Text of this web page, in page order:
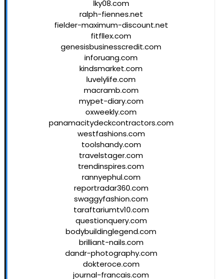
lky08.com
ralph-fiennes.net
fielder-maximum-discount.net
fitfllex.com
genesisbusinesscredit.com
inforuang.com
kindsmarket.com
luvelylife.com
macramb.com
mypet-diary.com
oxweekly.com
panamacitydeckcontractors.com
westfashions.com
toolshandy.com
travelstager.com
trendinspires.com
rannyephul.com
reportradar360.com
swaggyfashion.com
taraftariumtv10.com
questionquery.com
bodybuildinglegend.com
brilliant-nails.com
dandr-photography.com
dokteroce.com
journal-francais.com